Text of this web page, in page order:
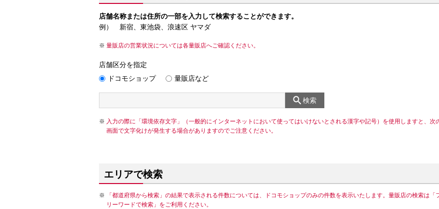
店舗名称または住所の一部を入力して検索することができます。
例） 新宿、東池袋、浪速区 ヤマダ
量販店の営業状況については各量販店へご確認ください。
店舗区分を指定
ドコモショップ
量販店など
検索
入力の際に「環境依存文字」（一般的にインターネットにおいて使ってはいけないとされる漢字や記号）を使用しますと、次
画面で文字化けが発生する場合がありますのでご注意ください。
エリアで検索
「都道府県から検索」の結果で表示される件数については、ドコモショップのみの件数を表示いたします。量販店の検索は「
リーワードで検索」をご利用ください。